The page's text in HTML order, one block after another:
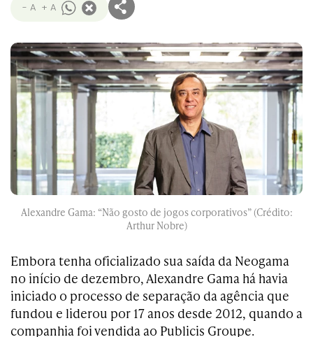
- A + A
Alexandre Gama: “Não gosto de jogos corporativos” (Crédito:
Arthur Nobre)
Embora tenha oficializado sua saída da Neogama
no início de dezembro, Alexandre Gama há havia
iniciado o processo de separação da agência que
fundou e liderou por 17 anos desde 2012, quando a
companhia foi vendida ao Publicis Groupe.